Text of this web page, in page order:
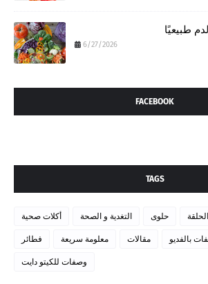
طبيعيًا
6/27/2026
FACEBOOK
TAGS
أكلات صحية التغدية و الصحة حلوى
فطائر معلومة سريعة مقالات بالفديو
وصفات للكيتو دايت